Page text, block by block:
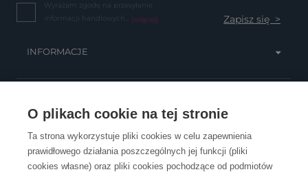
O plikach cookie na tej stronie
Ta strona wykorzystuje pliki cookies w celu zapewnienia
prawidłowego działania poszczególnych jej funkcji (pliki
cookies własne) oraz pliki cookies pochodzące od podmiotów
Wyrażam zgodę na przesyłanie
informacji handlowych... (więcej)
INFORMACJE
OBSŁUGA KLIENTA
KONTAKT